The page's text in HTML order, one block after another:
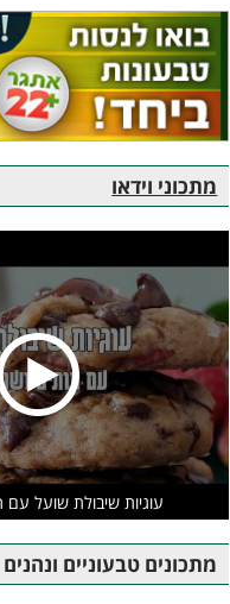
מתכוני וידאו
עוגיות שיבולת שועל עם
מתכונים טבעוניים ונהנים